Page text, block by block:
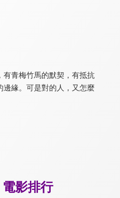
有青梅竹馬的默契，有抵抗
緣。可是對的人，又怎麼
電影排行